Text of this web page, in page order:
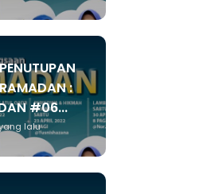
:
#06...
lalu